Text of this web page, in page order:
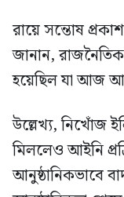
রায়ে সন্তোষ
জানান,
হয়েছিল যা আজ
উল্লেখ্য, নিখোঁজ
মিললেও আইনি
আনুষ্ঠানিকভাবে